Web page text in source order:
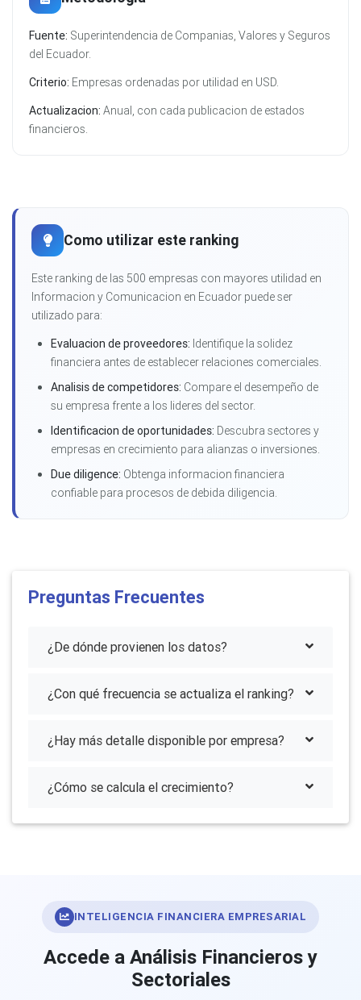
Fuente: Superintendencia de Companias, Valores y Seguros
del Ecuador.
Criterio: Empresas ordenadas por utilidad en USD.
Actualizacion: Anual, con cada publicacion de estados
financieros.
Como utilizar este ranking
Este ranking de las 500 empresas con mayores utilidad en
Informacion y Comunicacion en Ecuador puede ser
utilizado para:
Evaluacion de proveedores: Identifique la solidez
financiera antes de establecer relaciones comerciales.
Analisis de competidores: Compare el desempeño de
su empresa frente a los lideres del sector.
Identificacion de oportunidades: Descubra sectores y
empresas en crecimiento para alianzas o inversiones.
Due diligence: Obtenga informacion financiera
confiable para procesos de debida diligencia.
Preguntas Frecuentes
¿De dónde provienen los datos?
¿Con qué frecuencia se actualiza el ranking?
¿Hay más detalle disponible por empresa?
¿Cómo se calcula el crecimiento?
INTELIGENCIA FINANCIERA EMPRESARIAL
Accede a Análisis Financieros y
Sectoriales